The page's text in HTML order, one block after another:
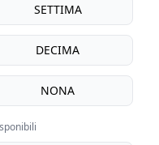
SETTIMA
DECIMA
NONA